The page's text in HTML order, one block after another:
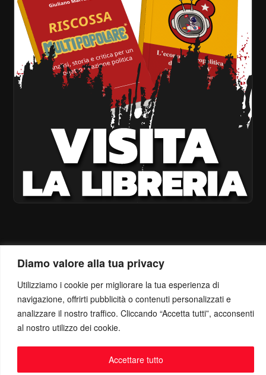
Diamo valore alla tua privacy
Utilizziamo i cookie per migliorare la tua esperienza di
navigazione, offrirti pubblicità o contenuti personalizzati e
analizzare il nostro traffico. Cliccando “Accetta tutti”, acconsenti
al nostro utilizzo dei cookie.
Accettare tutto